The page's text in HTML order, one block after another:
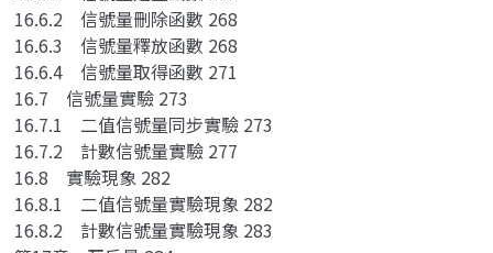
16.6.2 信號量刪除函數 268
16.6.3 信號量釋放函數 268
16.6.4 信號量取得函數 271
16.7 信號量實驗 273
16.7.1 二值信號量同步實驗 273
16.7.2 計數信號量實驗 277
16.8 實驗現象 282
16.8.1 二值信號量實驗現象 282
16.8.2 計數信號量實驗現象 283